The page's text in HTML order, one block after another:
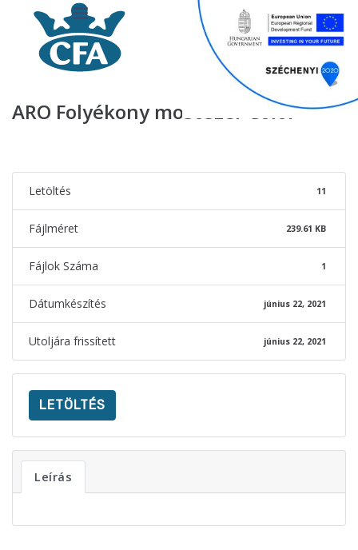
ARO Folyékony mosószer Color
Letöltés 11
Fájlméret 239.61 KB
Fájlok Száma 1
Dátumkészítés június 22, 2021
Utoljára frissített június 22, 2021
LETÖLTÉS
Leírás